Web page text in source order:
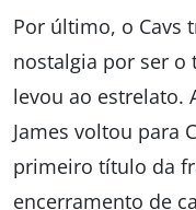
Por último, o Cavs
nostalgia por ser o
levou ao estrelato.
James voltou para
primeiro título da
encerramento de